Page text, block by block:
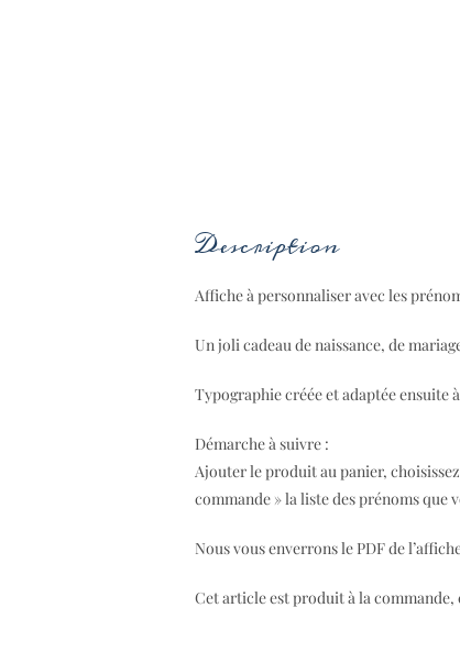
Description
Affiche à personnaliser avec les
Un joli cadeau de naissance, de
Typographie créée et adaptée
Démarche à suivre :
Ajouter le produit au panier,
commande » la liste des prénoms
Nous vous enverrons le PDF de
Cet article est produit à la commande,